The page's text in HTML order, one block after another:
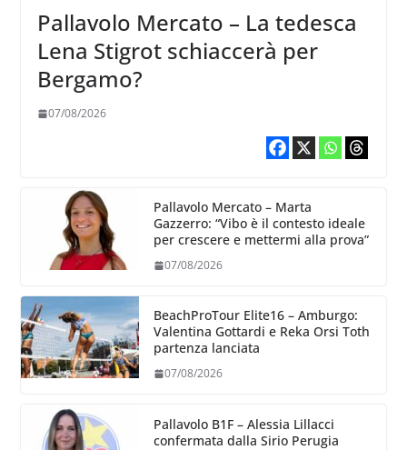
Pallavolo Mercato – La tedesca
Lena Stigrot schiaccerà per
Bergamo?
07/08/2026
Pallavolo Mercato – Marta
Gazzerro: “Vibo è il contesto ideale
per crescere e mettermi alla prova”
07/08/2026
BeachProTour Elite16 – Amburgo:
Valentina Gottardi e Reka Orsi Toth
partenza lanciata
07/08/2026
Pallavolo B1F – Alessia Lillacci
confermata dalla Sirio Perugia